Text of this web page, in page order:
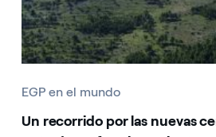
EGP en el mundo
Un recorrido por las nuevas